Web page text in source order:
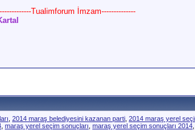
Tualimforum İmzam--------------
2014 maraş belediyesini kazanan parti 2014 maraş yerel
maraş yerel seçim sonuçları maraş yerel seçim sonuçları 2014